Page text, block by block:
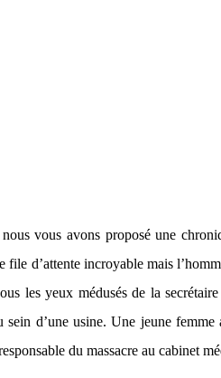
vous avons proposé une
d’attente incroyable mais
les yeux médusés de la
d’une usine. Une jeune
du massacre au cabinet